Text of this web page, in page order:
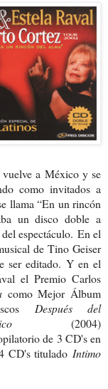
a México y se
como invitados a
llama “En un rincón
un disco doble a
espectáculo. En el
de Tino Geiser
ser editado.Y en el
el Premio Carlos
como Mejor Álbum
Después del
(2004)
de 3 CD's en
CD's titulado Intimo